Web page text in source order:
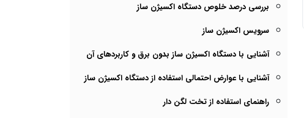
بررسی درصد خلوص دستگاه اکسیژن ساز
سرویس اکسیژن ساز
آشنایی با دستگاه اکسیژن ساز بدون برق و کاربردهای آن
آشنایی با عوارض احتمالی استفاده از دستگاه اکسیژن‌ ساز
راهنمای استفاده از تخت لگن دار